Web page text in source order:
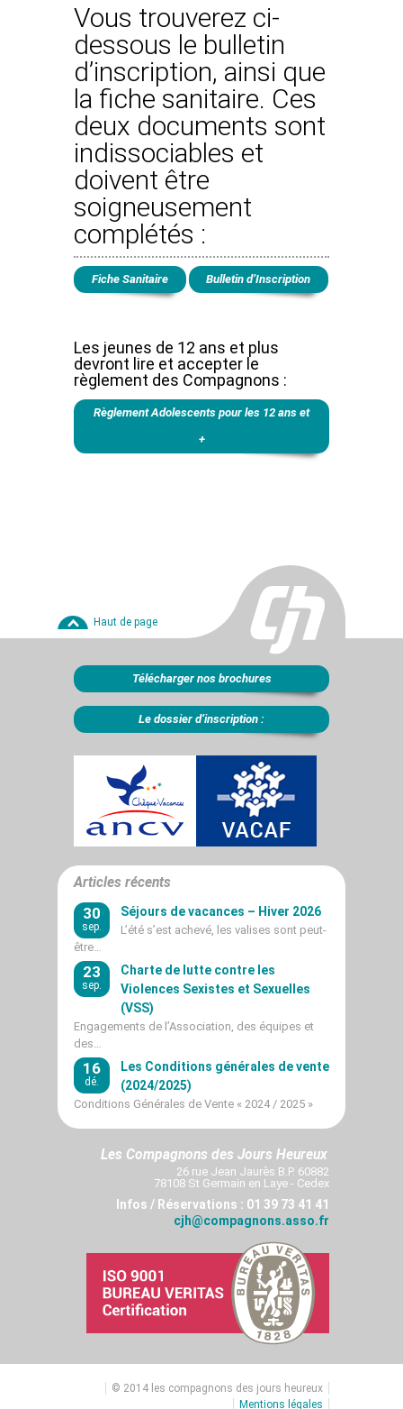
Vous trouverez ci-
dessous le bulletin
d’inscription, ainsi que
la fiche sanitaire. Ces
deux documents sont
indissociables et
doivent être
soigneusement
complétés :
Fiche Sanitaire Bulletin d’Inscription
Les jeunes de 12 ans et plus
devront lire et accepter le
règlement des Compagnons :
Règlement Adolescents pour les 12 ans et
+
Haut de page
Télécharger nos brochures
Le dossier d’inscription :
Articles récents
30
sep.
Séjours de vacances – Hiver 2026
L’été s’est achevé, les valises sont peut-
être…
23
sep.
Charte de lutte contre les
Violences Sexistes et Sexuelles
(VSS)
Engagements de l’Association, des équipes et
des…
16
dé.
Les Conditions générales de vente
(2024/2025)
Conditions Générales de Vente « 2024 / 2025 »
Les Compagnons des Jours Heureux
26 rue Jean Jaurès B.P. 60882
78108 St Germain en Laye - Cedex
Infos / Réservations : 01 39 73 41 41
cjh@compagnons.asso.fr
© 2014 les compagnons des jours heureux
Mentions légales